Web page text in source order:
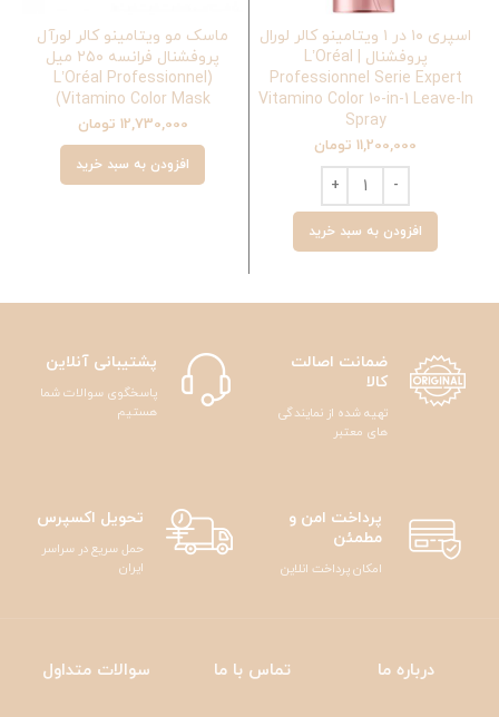
اسپری ۱۰ در ۱ ویتامینو کالر لورال
پروفشنال | L’Oréal
Professionnel Serie Expert
Vitamino Color 10-in-1 Leave-In
Spray
11,200,000 تومان
افزودن به سبد خرید
ماسک مو ویتامینو کالر لورآل
پروفشنال فرانسه ۲۵۰ میل
(L’Oréal Professionnel
Vitamino Color Mask)
12,730,000 تومان
افزودن به سبد خرید
ضمانت اصالت
کالا
تهیه شده از نمایندگی
های معتبر
پشتیبانی آنلاین
پاسخگوی سوالات شما
هستیم
پرداخت امن و
مطمئن
امکان پرداخت انلاین
تحویل اکسپرس
حمل سریع در سراسر
ایران
درباره ما تماس با ما سوالات متداول